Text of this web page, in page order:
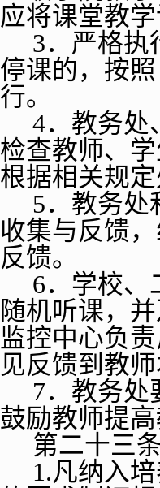
应将课堂教
3．严格执
停课的，按
行。
4．教务处
检查教师、
根据相关规
5．教务处
收集与反馈
反馈。
6．学校、
随机听课，
监控中心负
见反馈到教
7．教务处
鼓励教师提
第二十三
1.凡纳入